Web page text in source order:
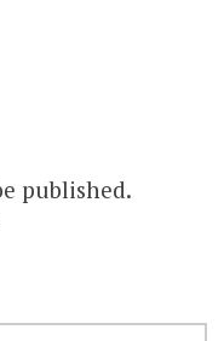
published.